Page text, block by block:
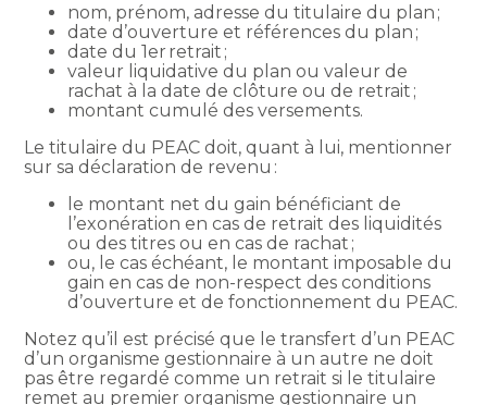
nom, prénom, adresse du titulaire du plan ;
date d’ouverture et références du plan ;
date du 1er retrait ;
valeur liquidative du plan ou valeur de
rachat à la date de clôture ou de retrait ;
montant cumulé des versements.
Le titulaire du PEAC doit, quant à lui, mentionner
sur sa déclaration de revenu :
le montant net du gain bénéficiant de
l’exonération en cas de retrait des liquidités
ou des titres ou en cas de rachat ;
ou, le cas échéant, le montant imposable du
gain en cas de non-respect des conditions
d’ouverture et de fonctionnement du PEAC.
Notez qu’il est précisé que le transfert d’un PEAC
d’un organisme gestionnaire à un autre ne doit
pas être regardé comme un retrait si le titulaire
remet au premier organisme gestionnaire un